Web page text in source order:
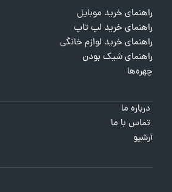
راهنمای خرید موبایل
راهنمای خرید لپ تاپ
راهنمای خرید لوازم خانگی
راهنمای شیک بودن
چهره‌ها
درباره ما
تماس با ما
آرشیو